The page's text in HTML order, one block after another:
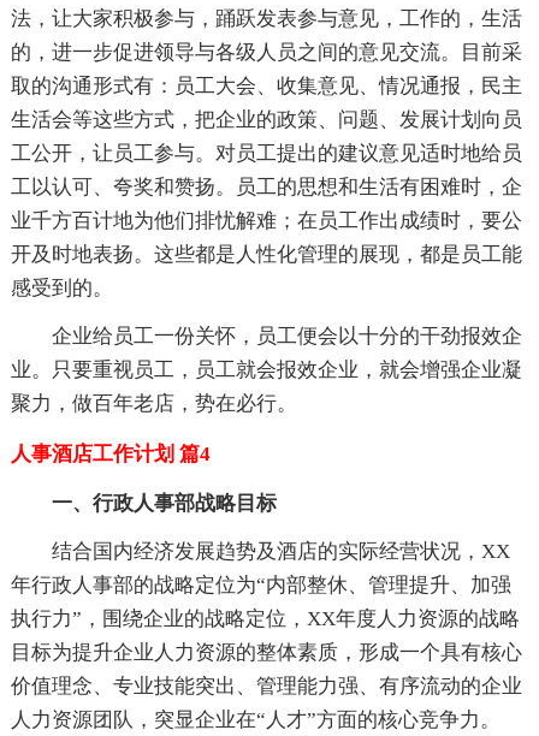
法，让大家积极参与，踊跃发表参与意见，工作的，生活
的，进一步促进领导与各级人员之间的意见交流。目前采
取的沟通形式有：员工大会、收集意见、情况通报，民主
生活会等这些方式，把企业的政策、问题、发展计划向员
工公开，让员工参与。对员工提出的建议意见适时地给员
工以认可、夸奖和赞扬。员工的思想和生活有困难时，企
业千方百计地为他们排忧解难；在员工作出成绩时，要公
开及时地表扬。这些都是人性化管理的展现，都是员工能
感受到的。
企业给员工一份关怀，员工便会以十分的干劲报效企
业。只要重视员工，员工就会报效企业，就会增强企业凝
聚力，做百年老店，势在必行。
人事酒店工作计划 篇4
一、行政人事部战略目标
结合国内经济发展趋势及酒店的实际经营状况，XX
年行政人事部的战略定位为“内部整休、管理提升、加强
执行力”，围绕企业的战略定位，XX年度人力资源的战略
目标为提升企业人力资源的整体素质，形成一个具有核心
价值理念、专业技能突出、管理能力强、有序流动的企业
人力资源团队，突显企业在“人才”方面的核心竞争力。